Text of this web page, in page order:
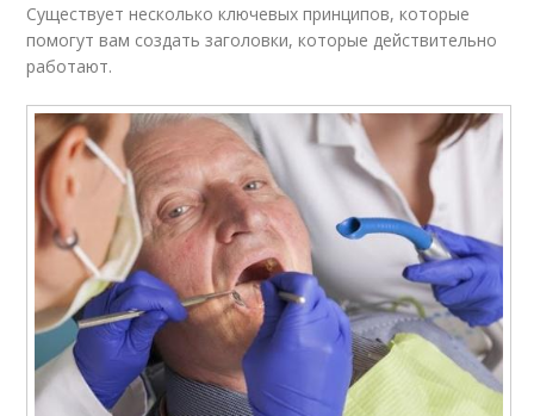
Существует несколько ключевых принципов, которые
помогут вам создать заголовки, которые действительно
работают.